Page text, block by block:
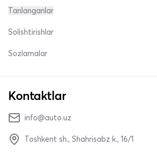
Tanlanganlar
Solishtirishlar
Sozlamalar
Kontaktlar
info@auto.uz
Toshkent sh., Shahrisabz k., 16/1